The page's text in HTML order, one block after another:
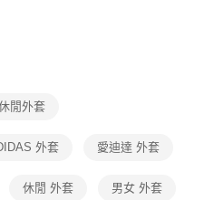
方視為交易完成。
」之結帳頁面顯示為準，若有關於
關疑問，請聯繫「AFTEE先享後付
support/home
「AFTEE先享後付」服務完成之交
閒外套
外套 愛迪達 外套
休閒 外套 男女 外套